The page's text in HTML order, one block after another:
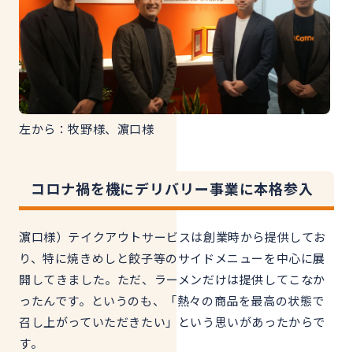
左から：牧野様、 濵口様
コロナ禍を機にデリバリー事業に本格参入
濵口様）テイクアウトサービスは創業時から提供してお
り、特に焼きめしと餃子等のサイドメニューを中心に展
開してきました。ただ、ラーメンだけは提供してこなか
ったんです。というのも、「熱々の商品を最高の状態で
召し上がっていただきたい」という思いがあったからで
す。